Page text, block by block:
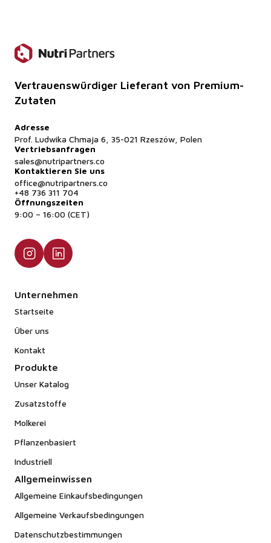
Vertrauenswürdiger Lieferant von Premium-
Zutaten
Adresse
Prof. Ludwika Chmaja 6, 35-021 Rzeszów, Polen
Vertriebsanfragen
sales@nutripartners.co
Kontaktieren Sie uns
office@nutripartners.co
+48 736 311 704
Öffnungszeiten
9:00 – 16:00 (CET)
Unternehmen
Startseite
Über uns
Kontakt
Produkte
Unser Katalog
Zusatzstoffe
Molkerei
Pflanzenbasiert
Industriell
Allgemeinwissen
Allgemeine Einkaufsbedingungen
Allgemeine Verkaufsbedingungen
Datenschutzbestimmungen